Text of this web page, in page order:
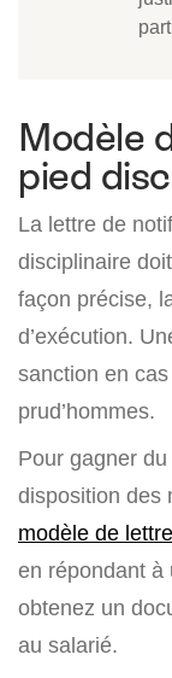
Modèle
pied
La lettre de
disciplinaire
façon précise,
d’exécution.
sanction en
prud’hommes.
Pour gagner
disposition des
modèle de
en répondant à
obtenez un
au salarié.